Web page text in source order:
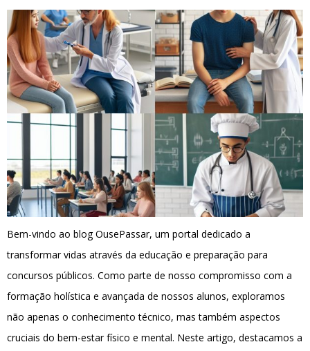
Bem-vindo ao blog OusePassar, um portal dedicado a
transformar vidas através da educação e preparação para
concursos públicos. Como parte de nosso compromisso com a
formação holística e avançada de nossos alunos, exploramos
não apenas o conhecimento técnico, mas também aspectos
cruciais do bem-estar físico e mental. Neste artigo, destacamos a